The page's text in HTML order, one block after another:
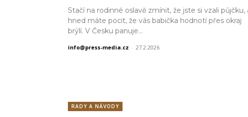
Stačí na rodinné oslavě zmínit, že jste si vzali půjčku,
hned máte pocit, že vás babička hodnotí přes okraj
brýlí. V Česku panuje...
info@press-media.cz - 27.2.2026
RADY A NÁVODY